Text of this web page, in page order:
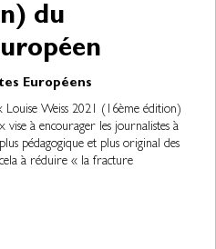
du
Européens
Louise Weiss 2021 (16ème édition)
à encourager les journalistes à
pédagogique et plus original des
à réduire « la fracture